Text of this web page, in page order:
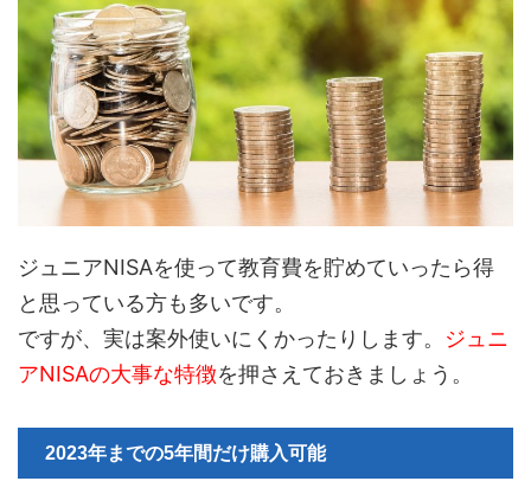
ジュニアNISAを使って教育費を貯めていったら得
と思っている方も多いです。
ですが、実は案外使いにくかったりします。 ジュニ
アNISAの大事な特徴を押さえておきましょう。
2023年までの5年間だけ購入可能